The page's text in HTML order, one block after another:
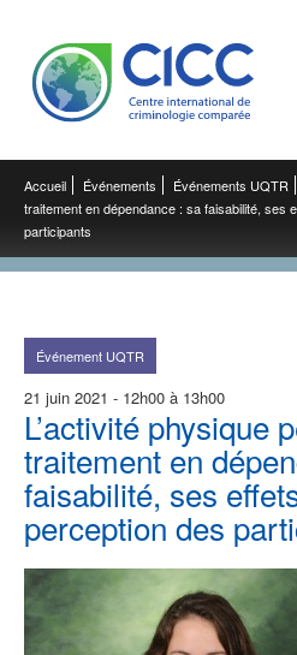
Accueil Événements Événements UQTR
traitement en dépendance : sa faisabilité, ses
participants
Événement UQTR
21 juin 2021 - 12h00 à 13h00
L’activité physique
traitement en
faisabilité, ses
perception des